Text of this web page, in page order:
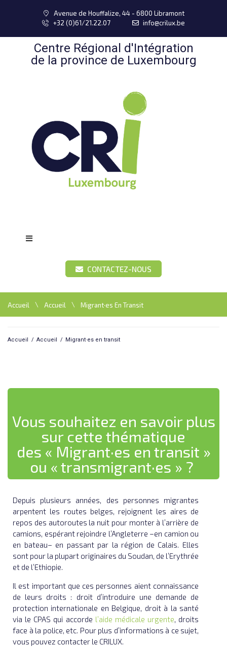
Avenue de Houffalize, 44 - 6800 Libramont
+32 (0)61/21.22.07
info@crilux.be
Centre Régional d'Intégration
de la province de Luxembourg
CONTACTEZ-NOUS
Accueil \ Accueil \ Migrant·es En Transit
Accueil / Accueil / Migrant·es en transit
Vous souhaitez en savoir plus
sur cette thématique
des « Migrant·es en transit »
ou « transmigrant·es » ?
Depuis plusieurs années, des personnes migrantes
arpentent les routes belges, rejoignent les aires de
repos des autoroutes la nuit pour monter à l’arrière de
camions, espérant rejoindre l’Angleterre –en camion ou
en bateau– en passant par la région de Calais. Elles
sont pour la plupart originaires du Soudan, de l’Erythrée
et de l’Ethiopie.
Il est important que ces personnes aient connaissance
de leurs droits : droit d’introduire une demande de
protection internationale en Belgique, droit à la santé
via le CPAS qui accorde l’aide médicale urgente, droits
face à la police, etc. Pour plus d’informations à ce sujet,
vous pouvez contacter le CRILUX.